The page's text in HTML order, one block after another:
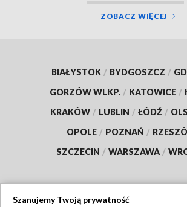
ZOBACZ WIĘCEJ
BIAŁYSTOK / BYDGOSZCZ /
GORZÓW WLKP. / KATOWICE /
KRAKÓW / LUBLIN / ŁÓDŹ /
OPOLE / POZNAŃ /
SZCZECIN / WARSZAWA /
Szanujemy Twoją prywatność